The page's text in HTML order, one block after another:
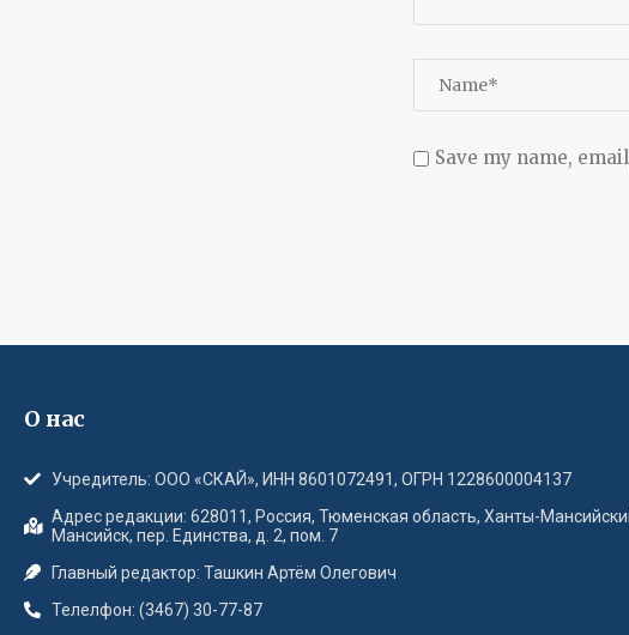
Save my name,
О нас
Учредитель: ООО «СКАЙ», ИНН 8601072491, ОГРН 1228600004137
Адрес редакции: 628011, Россия, Тюменская область, Ханты-
Мансийск, пер. Единства, д. 2, пом. 7
Главный редактор: Ташкин Артём Олегович
Телелфон: (3467) 30-77-87